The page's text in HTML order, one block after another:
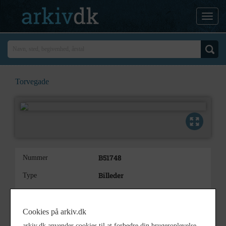
Torvegade
Nummer B51748
Type Billeder
1943
Cookies på arkiv.dk